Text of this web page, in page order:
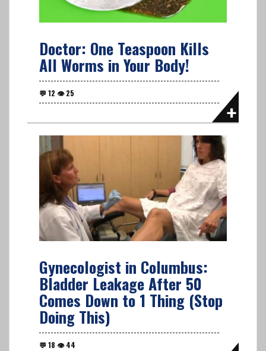
Doctor: One Teaspoon Kills
All Worms in Your Body!
Gynecologist in Columbus:
Bladder Leakage After 50
Comes Down to 1 Thing (Stop
Doing This)